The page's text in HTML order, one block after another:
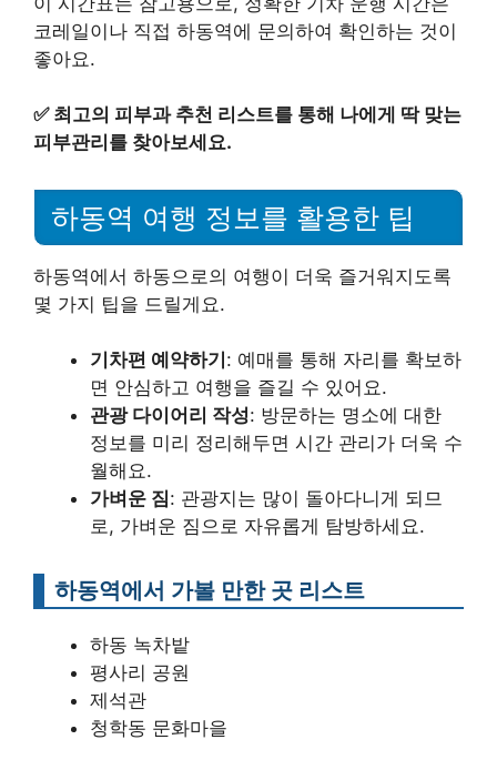
코레일이나 직접 하동역에 문의하여 확인하는 것이
좋아요.
✅ 최고의 피부과 추천 리스트를 통해 나에게 딱 맞는
피부관리를 찾아보세요.
하동역 여행 정보를 활용한 팁
하동역에서 하동으로의 여행이 더욱 즐거워지도록
몇 가지 팁을 드릴게요.
기차편 예약하기 : 예매를 통해 자리를 확보하
면 안심하고 여행을 즐길 수 있어요.
관광 다이어리 작성: 방문하는 명소에 대한
정보를 미리 정리해두면 시간 관리가 더욱 수
월해요.
가벼운 짐: 관광지는 많이 돌아다니게 되므
로, 가벼운 짐으로 자유롭게 탐방하세요.
하동역에서 가볼 만한 곳 리스트
하동 녹차밭
평사리 공원
제석관
청학동 문화마을